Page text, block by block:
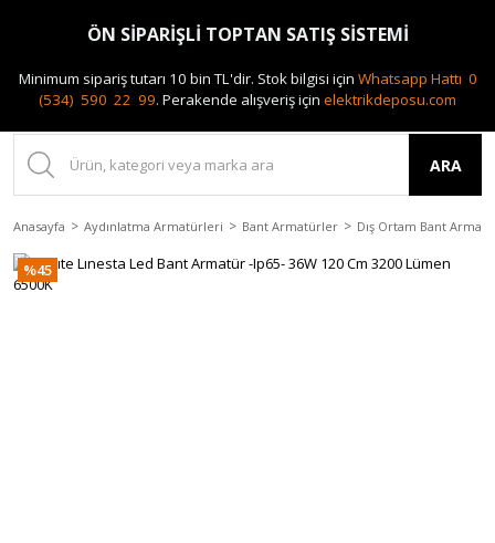
0(212) 240 87 88
ARA
Anasayfa Aydınlatma Armatürleri Bant Armatürler Dış Ortam Bant
%45
ÖN SİPARİŞLİ TOPTAN SATIŞ SİSTEMİ
Minimum sipariş tutarı 10 bin TL'dir. Stok bilgisi için Whatsapp Hattı 0
(534) 590 22 99. Perakende alışveriş için elektrikdeposu.com